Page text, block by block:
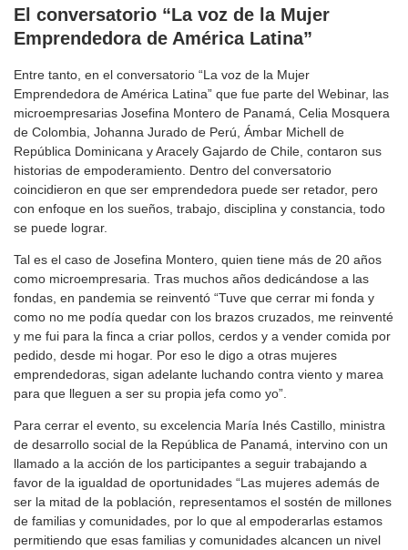
El conversatorio “La voz de la Mujer
Emprendedora de América Latina”
Entre tanto, en el conversatorio “La voz de la Mujer
Emprendedora de América Latina” que fue parte del Webinar, las
microempresarias Josefina Montero de Panamá, Celia Mosquera
de Colombia, Johanna Jurado de Perú, Ámbar Michell de
República Dominicana y Aracely Gajardo de Chile, contaron sus
historias de empoderamiento. Dentro del conversatorio
coincidieron en que ser emprendedora puede ser retador, pero
con enfoque en los sueños, trabajo, disciplina y constancia, todo
se puede lograr.
Tal es el caso de Josefina Montero, quien tiene más de 20 años
como microempresaria. Tras muchos años dedicándose a las
fondas, en pandemia se reinventó “Tuve que cerrar mi fonda y
como no me podía quedar con los brazos cruzados, me reinventé
y me fui para la finca a criar pollos, cerdos y a vender comida por
pedido, desde mi hogar. Por eso le digo a otras mujeres
emprendedoras, sigan adelante luchando contra viento y marea
para que lleguen a ser su propia jefa como yo”.
Para cerrar el evento, su excelencia María Inés Castillo, ministra
de desarrollo social de la República de Panamá, intervino con un
llamado a la acción de los participantes a seguir trabajando a
favor de la igualdad de oportunidades “Las mujeres además de
ser la mitad de la población, representamos el sostén de millones
de familias y comunidades, por lo que al empoderarlas estamos
permitiendo que esas familias y comunidades alcancen un nivel